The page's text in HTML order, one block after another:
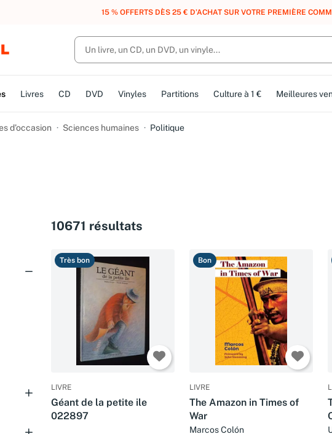
UN ACHAT, DES POINTS, DES RÉCOMPENSES :REJOIGNEZ GRATUITEMENT
Livres CD DVD Vinyles Partitions Culture à 1 € Meilleures
d’occasion Sciences humaines Politique
10671 résultats
Très bon
LIVRE
Géant de la petite ile
022897
Bon
LIVRE
The Amazon in Times of
War
Marcos Colón